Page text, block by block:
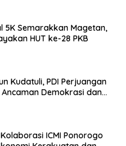
5K Semarakkan Magetan,
HUT ke-28 PKB
Kudatuli, PDI Perjuangan
Demokrasi dan
ICMI Ponorogo